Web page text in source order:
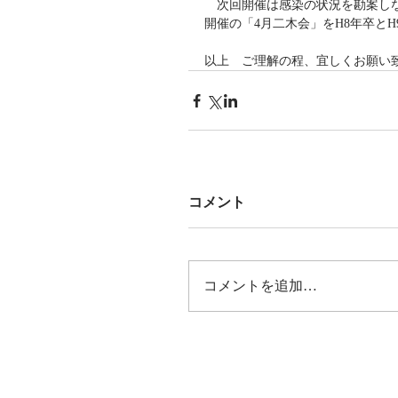
次回開催は感染の状況を勘案し
開催の「4月二木会」をH8年卒と
以上　ご理解の程、宜しくお願い
コメント
コメントを追加…